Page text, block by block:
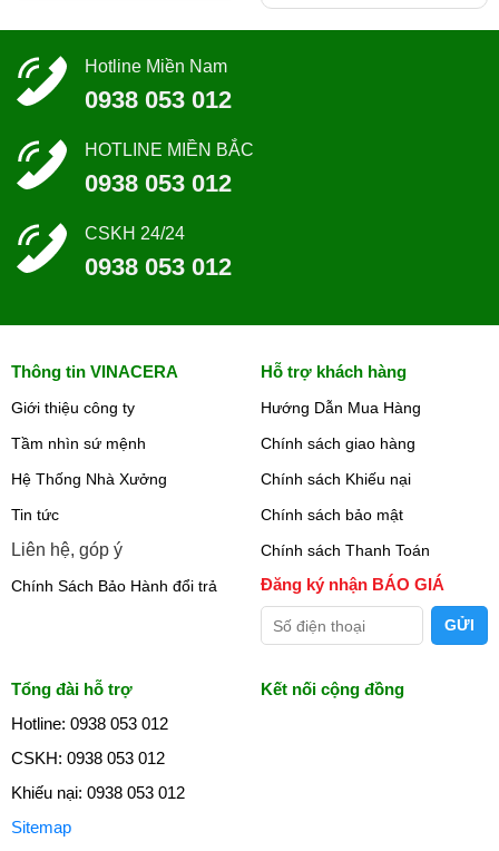
Hotline Miền Nam
0938 053 012
HOTLINE MIỀN BẮC
0938 053 012
CSKH 24/24
0938 053 012
Thông tin VINACERA
Giới thiệu công ty
Tầm nhìn sứ mệnh
Hệ Thống Nhà Xưởng
Tin tức
Liên hệ, góp ý
Chính Sách Bảo Hành đổi trả
Hỗ trợ khách hàng
Hướng Dẫn Mua Hàng
Chính sách giao hàng
Chính sách Khiếu nại
Chính sách bảo mật
Chính sách Thanh Toán
Đăng ký nhận BÁO GIÁ
Tổng đài hỗ trợ
Hotline: 0938 053 012
CSKH: 0938 053 012
Khiếu nại: 0938 053 012
Sitemap
Kết nối cộng đồng